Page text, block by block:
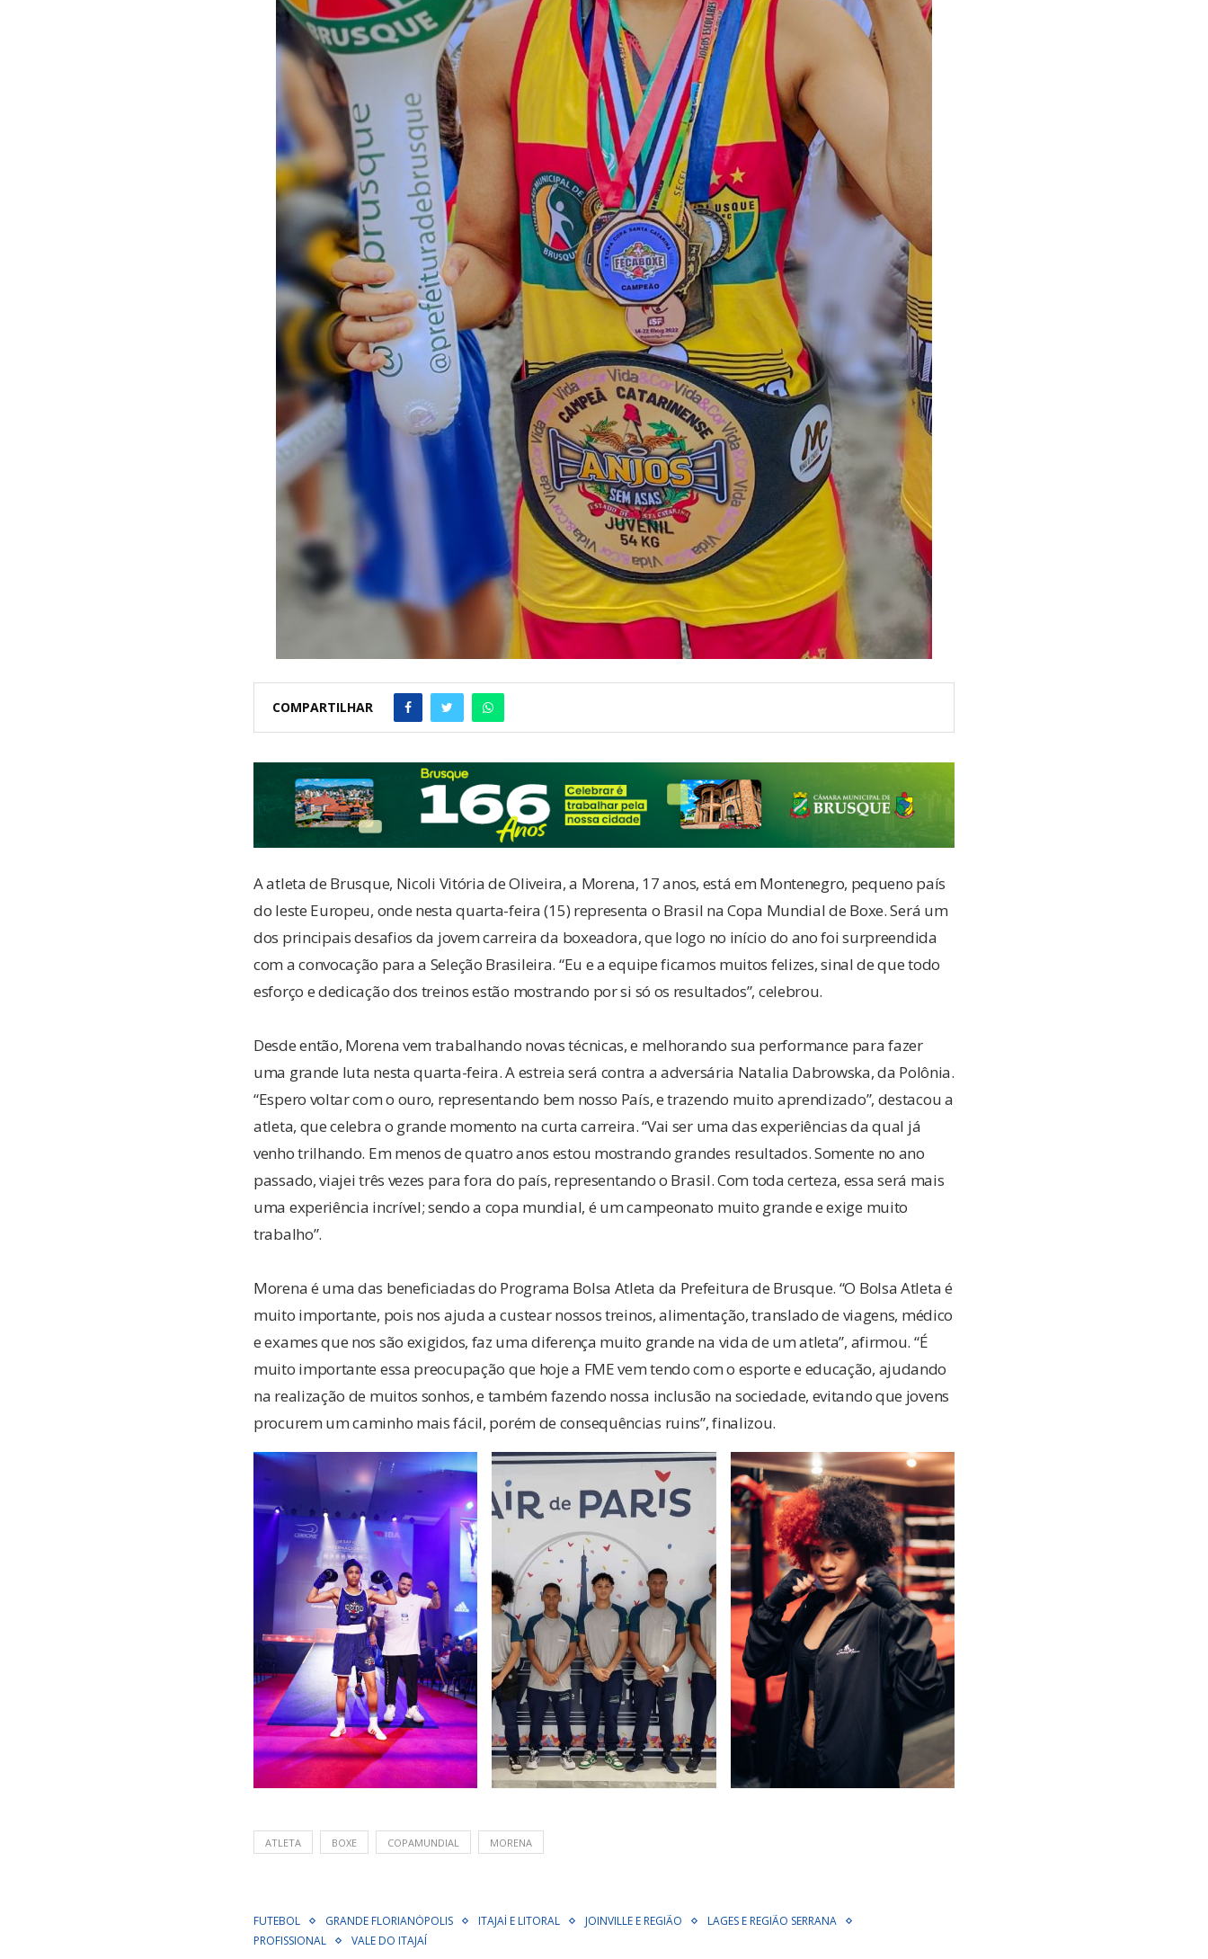
COMPARTILHAR
A atleta de Brusque, Nicoli Vitória de Oliveira, a Morena, 17 anos, está em Montenegro, pequeno país
do leste Europeu, onde nesta quarta-feira (15) representa o Brasil na Copa Mundial de Boxe. Será um
dos principais desafios da jovem carreira da boxeadora, que logo no início do ano foi surpreendida
com a convocação para a Seleção Brasileira. “Eu e a equipe ficamos muitos felizes, sinal de que todo
esforço e dedicação dos treinos estão mostrando por si só os resultados”, celebrou.
Desde então, Morena vem trabalhando novas técnicas, e melhorando sua performance para fazer
uma grande luta nesta quarta-feira. A estreia será contra a adversária Natalia Dabrowska, da Polônia.
“Espero voltar com o ouro, representando bem nosso País, e trazendo muito aprendizado”, destacou a
atleta, que celebra o grande momento na curta carreira. “Vai ser uma das experiências da qual já
venho trilhando. Em menos de quatro anos estou mostrando grandes resultados. Somente no ano
passado, viajei três vezes para fora do país, representando o Brasil. Com toda certeza, essa será mais
uma experiência incrível; sendo a copa mundial, é um campeonato muito grande e exige muito
trabalho”.
Morena é uma das beneficiadas do Programa Bolsa Atleta da Prefeitura de Brusque. “O Bolsa Atleta é
muito importante, pois nos ajuda a custear nossos treinos, alimentação, translado de viagens, médico
e exames que nos são exigidos, faz uma diferença muito grande na vida de um atleta”, afirmou. “É
muito importante essa preocupação que hoje a FME vem tendo com o esporte e educação, ajudando
na realização de muitos sonhos, e também fazendo nossa inclusão na sociedade, evitando que jovens
procurem um caminho mais fácil, porém de consequências ruins”, finalizou.
ATLETA BOXE COPAMUNDIAL MORENA
FUTEBOL GRANDE FLORIANÓPOLIS ITAJAÍ E LITORAL JOINVILLE E REGIÃO
LAGES E REGIÃO SERRANA
PROFISSIONAL
VALE DO ITAJAÍ